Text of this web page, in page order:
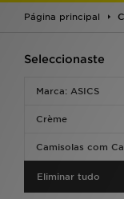
Página principal
Seleccionaste
Marca: ASICS
Crème
Camisolas com
Eliminar tudo